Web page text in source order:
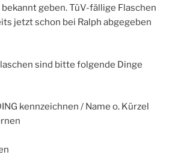
geben. TüV-fällige Flaschen
jetzt schon bei Ralph abgegeben
sind bitte folgende Dinge
kennzeichnen / Name o. Kürzel